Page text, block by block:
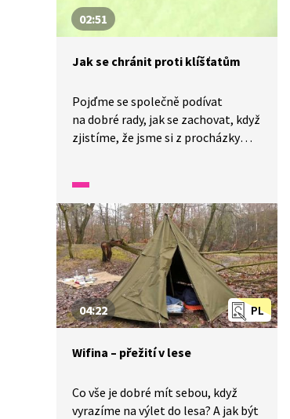
02:51
Jak se chránit proti klíšťatům
Pojďme se společně podívat
na dobré rady, jak se zachovat, když
zjistíme, že jsme si z procházky
rukávem a použít repelent proti
klíšťatům. Po procházce bychom
se měli pořádně prohlédnout
a pokud klíště objevíme, můžeme
pro jeho odstranění použít různé
pomůcky, které jsou vesměs
ve tvaru V. Takový nástroj si můžete
snadno i vyrobit. Klíště ničím
odstranění vydezinfikujeme.
PL
04:22
Wifina – přežití v lese
Co vše je dobré mít sebou, když
vyrazíme na výlet do lesa? A jak být